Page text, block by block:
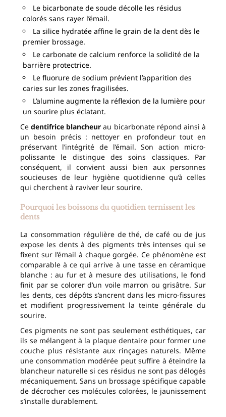
Le bicarbonate de soude décolle les résidus
colorés sans rayer l’émail.
La silice hydratée affine le grain de la dent dès le
premier brossage.
Le carbonate de calcium renforce la solidité de la
barrière protectrice.
Le fluorure de sodium prévient l’apparition des
caries sur les zones fragilisées.
L’alumine augmente la réflexion de la lumière pour
un sourire plus éclatant.
Cedentifrice blancheur au bicarbonate répond ainsi à
un besoin précis : nettoyer en profondeur tout en
préservant l’intégrité de l’émail. Son action micro-
polissante le distingue des soins classiques. Par
conséquent, il convient aussi bien aux personnes
soucieuses de leur hygiène quotidienne qu’à celles
qui cherchent à raviver leur sourire.
Pourquoi les boissons du quotidien ternissent les
dents
La consommation régulière de thé, de café ou de jus
expose les dents à des pigments très intenses qui se
fixent sur l’émail à chaque gorgée. Ce phénomène est
comparable à ce qui arrive à une tasse en céramique
blanche : au fur et à mesure des utilisations, le fond
finit par se colorer d’un voile marron ou grisâtre. Sur
les dents, ces dépôts s’ancrent dans les micro-fissures
et modifient progressivement la teinte générale du
sourire.
Ces pigments ne sont pas seulement esthétiques, car
ils se mélangent à la plaque dentaire pour former une
couche plus résistante aux rinçages naturels. Même
une consommation modérée peut suffire à éteindre la
blancheur naturelle si ces résidus ne sont pas délogés
mécaniquement. Sans un brossage spécifique capable
de décrocher ces molécules colorées, le jaunissement
s’installe durablement.